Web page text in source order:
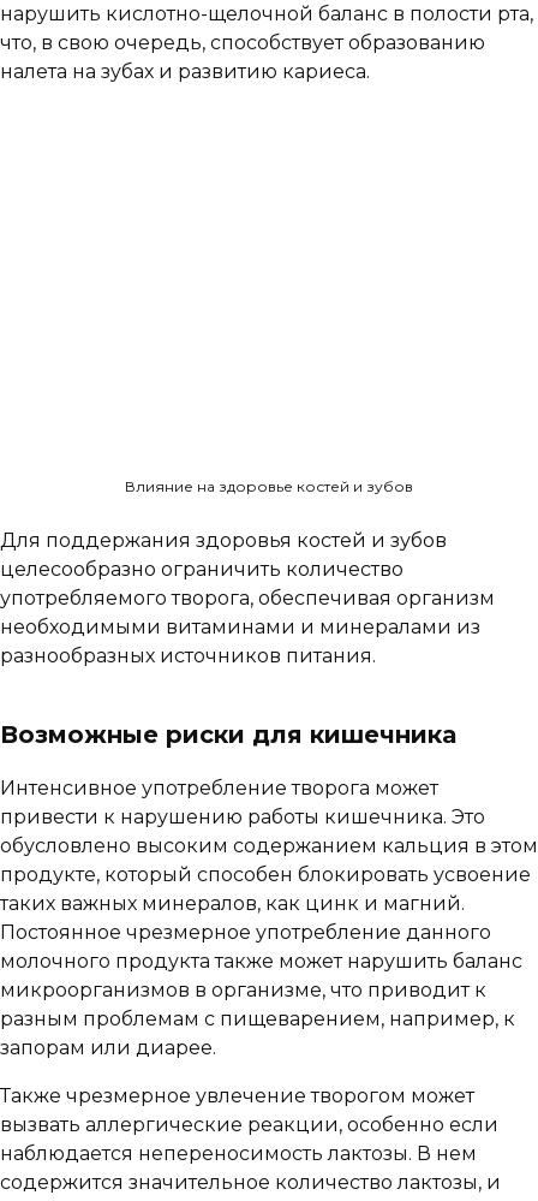
нарушить кислотно-щелочной баланс в полости рта,
что, в свою очередь, способствует образованию
налета на зубах и развитию кариеса.
Влияние на здоровье костей и зубов
Для поддержания здоровья костей и зубов
целесообразно ограничить количество
употребляемого творога, обеспечивая организм
необходимыми витаминами и минералами из
разнообразных источников питания.
Возможные риски для кишечника
Интенсивное употребление творога может
привести к нарушению работы кишечника. Это
обусловлено высоким содержанием кальция в этом
продукте, который способен блокировать усвоение
таких важных минералов, как цинк и магний.
Постоянное чрезмерное употребление данного
молочного продукта также может нарушить баланс
микроорганизмов в организме, что приводит к
разным проблемам с пищеварением, например, к
запорам или диарее.
Также чрезмерное увлечение творогом может
вызвать аллергические реакции, особенно если
наблюдается непереносимость лактозы. В нем
содержится значительное количество лактозы, и